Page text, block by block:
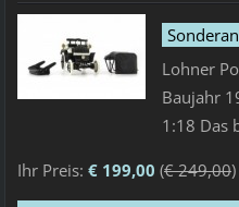
Lohner
Baujahr
1:18 Das
Ihr Preis: € 199,00 (€ 249,00)